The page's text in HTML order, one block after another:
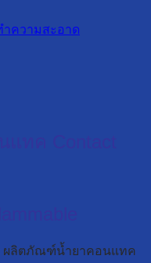
ำความสะอาด
ผลิตภัณฑ์น้ำยาคอนแทค